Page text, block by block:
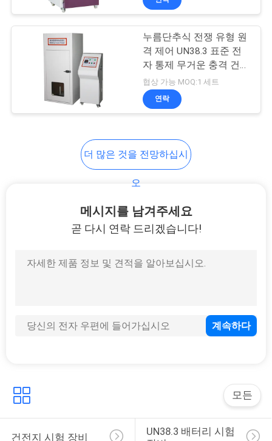
수화물 시험 장비
8
케이블 시험 장비
자 테스트 머신
54
누름단추식 전쟁 유형 원
격 제어 UN38.3 표준 전
자 통제 무거운 충격 건전
지 실험실 실험 장비
협상 가능 MOQ:1 세트
연락
더 많은 것을 전망하십시
오
메시지를 남겨주세요
곧 다시 연락 드리겠습니다!
모든
건전지 시험 장비
UN38.3 배터리 시험